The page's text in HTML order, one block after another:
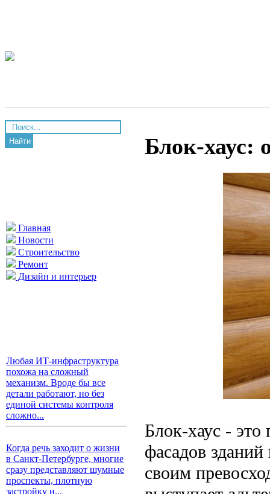
Найти
Главная
Новости
Строительство
Ремонт
Дизайн и интерьер
Любая ИТ-инфраструктура
похожа на сложный
механизм. Вроде бы все
детали работают, но без
единой системы контроля
сложно...
Когда речь заходит о жизни
в Санкт-Петербурге, многие
сразу представляют шумные
проспекты, плотную
застройку и...
Блок-хаус:
Блок-хаус -
фасадов
своим